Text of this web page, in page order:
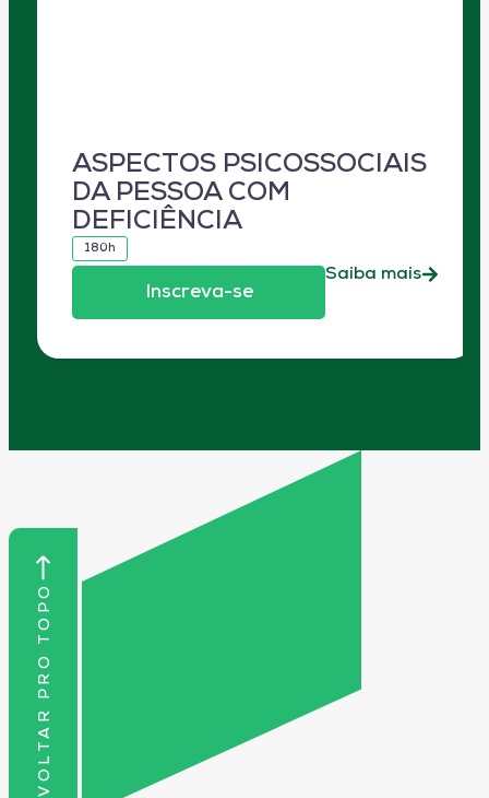
ASPECTOS PSICOSSOCIAIS
DA PESSOA COM
DEFICIÊNCIA
180h
Inscreva-se
Saiba mais
VOLTAR PRO TOPO